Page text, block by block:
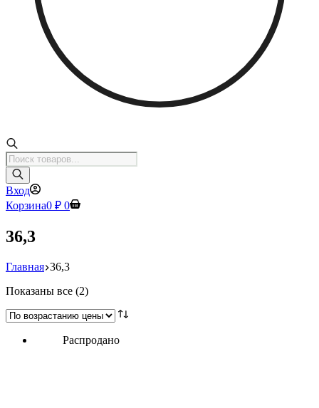
Поиск
товаров
Вход
Корзина0 ₽ 0
36,3
Главная 36,3
Показаны все (2)Цены:
возрастанию
Распродано